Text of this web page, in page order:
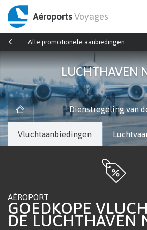
AéroportsVoyages
Alle promotionele aanbiedingen
LUCHTHAVEN
Dienstregeling van
Vluchtaanbiedingen
AÉROPORT
GOEDKOPE
DE LUCHTHAVEN